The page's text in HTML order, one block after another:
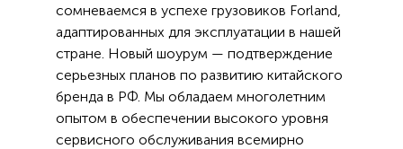
сомневаемся в успехе грузовиков Forland,
адаптированных для эксплуатации в нашей
стране. Новый шоурум — подтверждение
серьезных планов по развитию китайского
бренда в РФ. Мы обладаем многолетним
опытом в обеспечении высокого уровня
сервисного обслуживания всемирно